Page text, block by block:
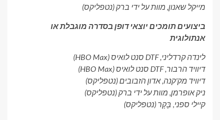
מייקל שאנון, מוות על ידי ברק(נטפליקס)
ביצועים תומכים יוצאי דופן בסדרה מוגבלת או
אנתולוגית
לינדה קרדליני,DTF סנט לואיס
(HBO Max)
דיוויד הרבור,DTF סנט לואיס
(HBO Max)
דיוויד מק'קנה,אדון הזבובים(נטפליקס)
ניק אופרמן, מוות על ידי ברק(נטפליקס)
קיילי ספני, בָּקָר (נטפליקס)